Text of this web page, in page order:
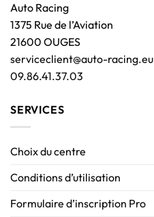
Auto Racing
1375 Rue de l’Aviation
21600 OUGES
serviceclient@auto-racing.eu
09.86.41.37.03
SERVICES
Choix du centre
Conditions d’utilisation
Formulaire d’inscription Pro